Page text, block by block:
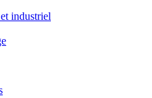
industriel